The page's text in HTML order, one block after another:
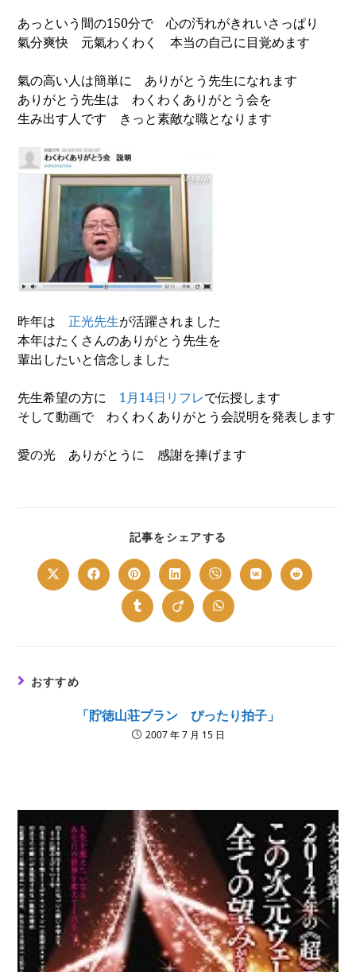
あっという間の150分で 心の汚れがきれいさっぱり
氣分爽快 元氣わくわく 本当の自己に目覚めます
氣の高い人は簡単に ありがとう先生になれます
ありがとう先生は わくわくありがとう会を
生み出す人です きっと素敵な職となります
昨年は 正光先生が活躍されました
本年はたくさんのありがとう先生を
輩出したいと信念しました
先生希望の方に 1月14日リフレで伝授します
そして動画で わくわくありがとう会説明を発表します
愛の光 ありがとうに 感謝を捧げます
記事をシェアする
CONTENT
Opens
in
Opens
in
window
Opens
in
a
new
window
Opens
in
a
new
window
Opens
in
a
new
window
Opens
in
Opens
in
Opens
in
Opens
in
Opens
in
おすすめ
「貯徳山荘プラン ぴったり拍子」
2007 年 7 月 15 日